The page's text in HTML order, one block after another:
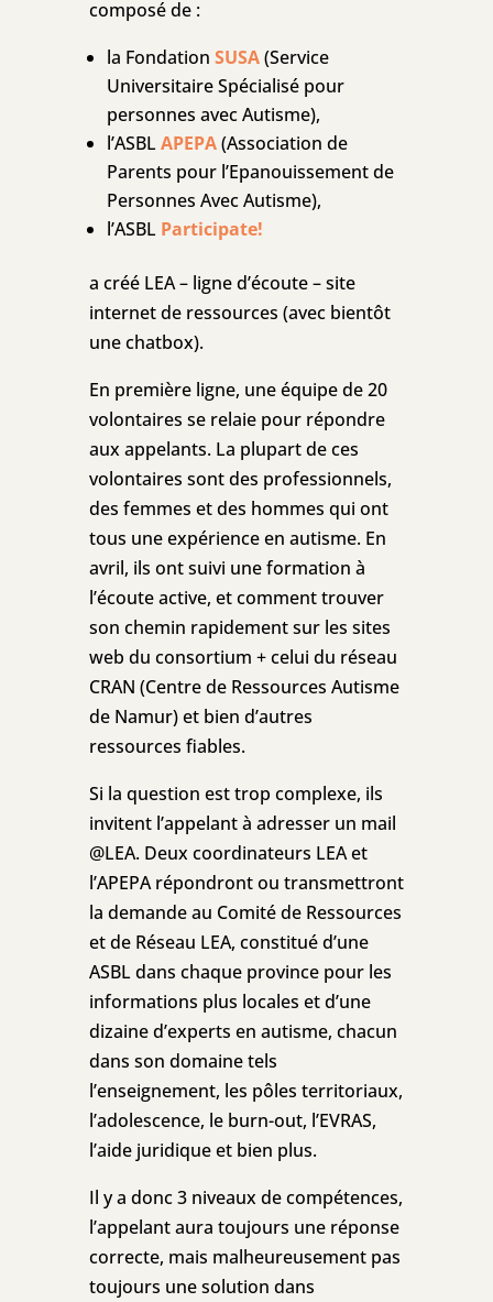
composé de :
la Fondation SUSA(Service
Universitaire Spécialisé pour
personnes avec Autisme),
l’ASBL APEPA(Association de
Parents pour l’Epanouissement de
Personnes Avec Autisme),
l’ASBL Participate!
a créé LEA – ligne d’écoute – site
internet de ressources (avec bientôt
une chatbox).
En première ligne, une équipe de 20
volontaires se relaie pour répondre
aux appelants. La plupart de ces
volontaires sont des professionnels,
des femmes et des hommes qui ont
tous une expérience en autisme. En
avril, ils ont suivi une formation à
l’écoute active, et comment trouver
son chemin rapidement sur les sites
web du consortium + celui du réseau
CRAN (Centre de Ressources Autisme
de Namur) et bien d’autres
ressources fiables.
Si la question est trop complexe, ils
invitent l’appelant à adresser un mail
@LEA. Deux coordinateurs LEA et
l’APEPA répondront ou transmettront
la demande au Comité de Ressources
et de Réseau LEA, constitué d’une
ASBL dans chaque province pour les
informations plus locales et d’une
dizaine d’experts en autisme, chacun
dans son domaine tels
l’enseignement, les pôles territoriaux,
l’adolescence, le burn-out, l’EVRAS,
l’aide juridique et bien plus.
Il y a donc 3 niveaux de compétences,
l’appelant aura toujours une réponse
correcte, mais malheureusement pas
toujours une solution dans